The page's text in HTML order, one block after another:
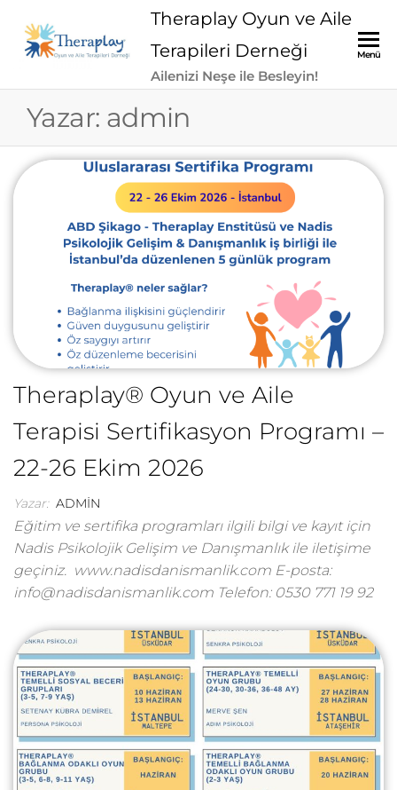
Theraplay Oyun ve Aile
Terapileri Derneği
Ailenizi Neşe ile Besleyin!
Menü
Yazar: admin
Theraplay® Oyun ve Aile
Terapisi Sertifikasyon Programı –
22-26 Ekim 2026
Yazar: ADMIN
Eğitim ve sertifika programları ilgili bilgi ve kayıt için
Nadis Psikolojik Gelişim ve Danışmanlık ile iletişime
geçiniz. www.nadisdanismanlik.com E-posta:
info@nadisdanismanlik.com Telefon: 0530 771 19 92